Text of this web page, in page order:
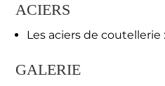
ACIERS
Les aciers de coutellerie
GALERIE